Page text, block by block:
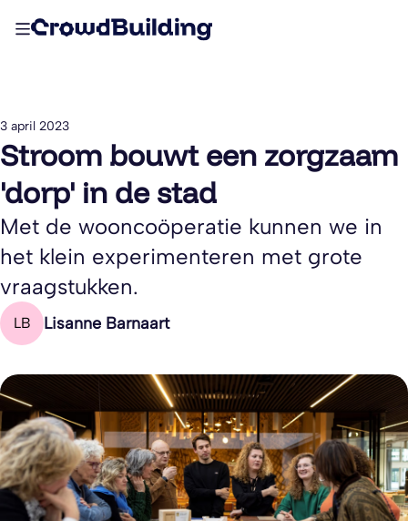
3 april 2023
Stroom bouwt een zorgzaam
'dorp' in de stad
Met de wooncoöperatie kunnen we in
het klein experimenteren met grote
vraagstukken.
LB Lisanne Barnaart